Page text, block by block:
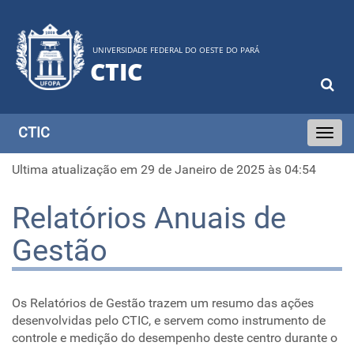
UNIVERSIDADE FEDERAL DO OESTE DO PARÁ
CTIC
Toggle
CTIC
Ultima atualização em 29 de Janeiro de 2025 às 04:54
Relatórios Anuais de
Gestão
Os Relatórios de Gestão trazem um resumo das ações
desenvolvidas pelo CTIC, e servem como instrumento de
controle e medição do desempenho deste centro durante o